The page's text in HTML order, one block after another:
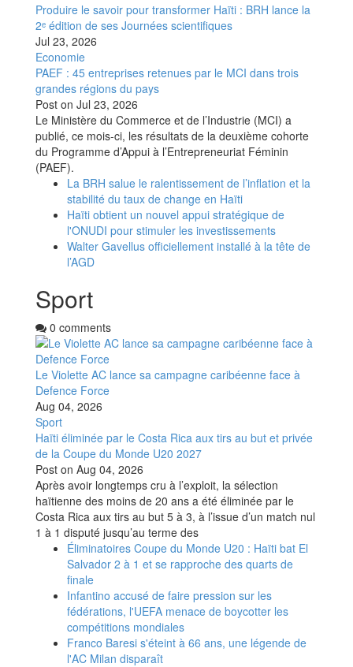
Produire le savoir pour transformer Haïti : BRH lance la
2ᵉ édition de ses Journées scientifiques
Jul 23, 2026
Economie
PAEF : 45 entreprises retenues par le MCI dans trois
grandes régions du pays
Post on Jul 23, 2026
Le Ministère du Commerce et de l’Industrie (MCI) a
publié, ce mois-ci, les résultats de la deuxième cohorte
du Programme d’Appui à l’Entrepreneuriat Féminin
(PAEF).
La BRH salue le ralentissement de l’inflation et la
stabilité du taux de change en Haïti
Haïti obtient un nouvel appui stratégique de
l'ONUDI pour stimuler les investissements
Walter Gavellus officiellement installé à la tête de
l’AGD
Sport
0 comments
Le Violette AC lance sa campagne caribéenne face à
Defence Force
Aug 04, 2026
Sport
Haïti éliminée par le Costa Rica aux tirs au but et privée
de la Coupe du Monde U20 2027
Post on Aug 04, 2026
Après avoir longtemps cru à l’exploit, la sélection
haïtienne des moins de 20 ans a été éliminée par le
Costa Rica aux tirs au but 5 à 3, à l’issue d’un match nul
1 à 1 disputé jusqu’au terme des
Éliminatoires Coupe du Monde U20 : Haïti bat El
Salvador 2 à 1 et se rapproche des quarts de
finale
Infantino accusé de faire pression sur les
fédérations, l'UEFA menace de boycotter les
compétitions mondiales
Franco Baresi s'éteint à 66 ans, une légende de
l'AC Milan disparaît